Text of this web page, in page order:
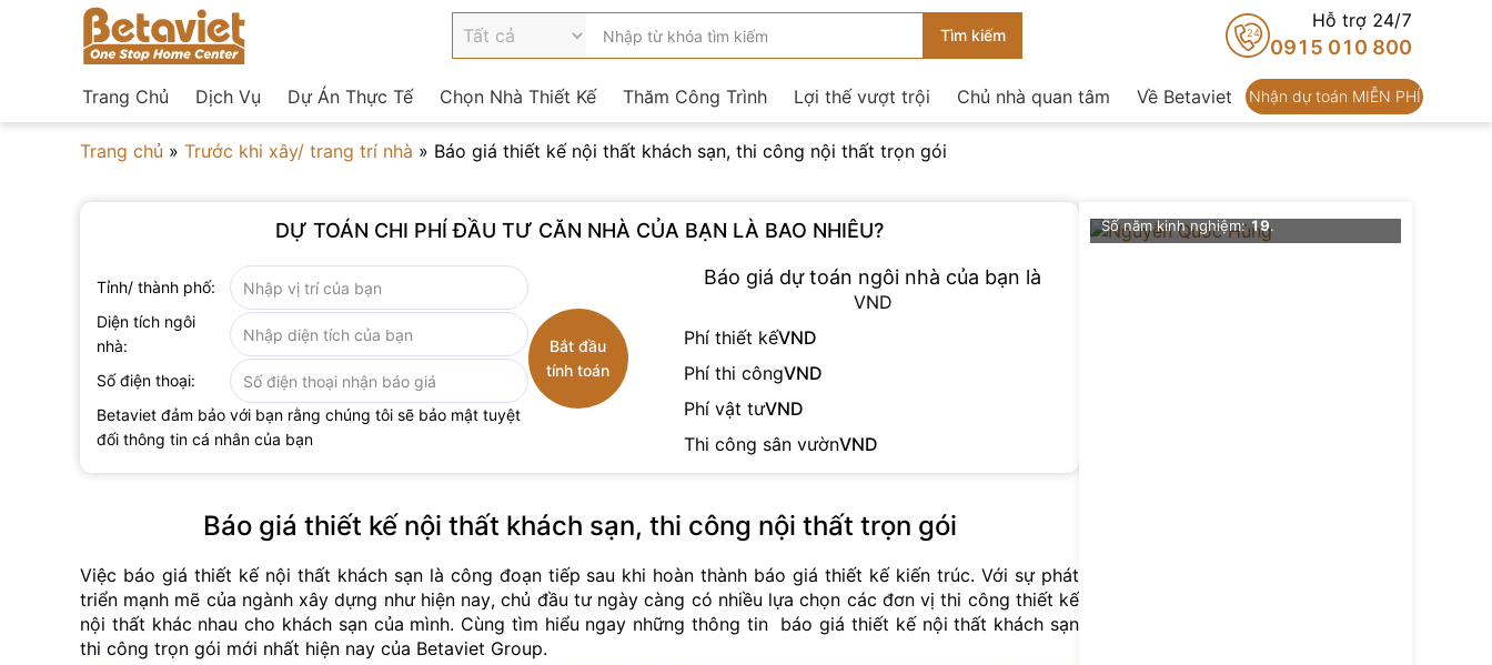
24
Hỗ trợ 24/7
0915 010 800
Trang Chủ Dịch Vụ Dự Án Thực Tế Chọn Nhà Thiết Kế Thăm Công Trình Lợi thế vượt trội Chủ nhà quan tâm Về Betaviet Nhận dự toán MIỄN PHÍ
Trang chủ » Trước khi xây/ trang trí nhà » Báo giá thiết kế nội thất khách sạn, thi công nội thất trọn gói
DỰ TOÁN CHI PHÍ ĐẦU TƯ CĂN NHÀ CỦA BẠN LÀ BAO NHIÊU?
Tỉnh/ thành phố:
Diện tích ngôi
nhà:
Số điện thoại:
Betaviet đảm bảo với bạn rằng chúng tôi sẽ bảo mật tuyệt
đối thông tin cá nhân của bạn
Báo giá dự toán ngôi nhà của bạn là
VND
Phí thiết kếVND
Phí thi côngVND
Phí vật tưVND
Thi công sân vườnVND
Báo giá thiết kế nội thất khách sạn, thi công nội thất trọn gói
Việc báo giá thiết kế nội thất khách sạn là công đoạn tiếp sau khi hoàn thành báo giá thiết kế kiến trúc. Với sự phát
triển mạnh mẽ của ngành xây dựng như hiện nay, chủ đầu tư ngày càng có nhiều lựa chọn các đơn vị thi công thiết kế
nội thất khác nhau cho khách sạn của mình. Cùng tìm hiểu ngay những thông tin báo giá thiết kế nội thất khách sạn
thi công trọn gói mới nhất hiện nay của Betaviet Group.
Nguyễn Quốc Hùng
Số năm kinh nghiệm:19.